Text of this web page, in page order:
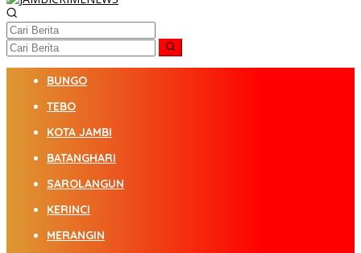
BUNGO
TEBO
KOTA JAMBI
BATANGHARI
SAROLANGUN
KERINCI
MERANGIN